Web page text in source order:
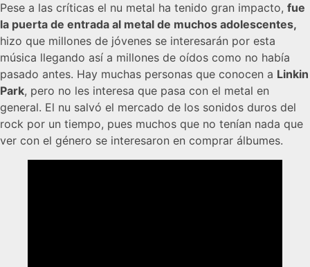
Pese a las críticas el nu metal ha tenido gran impacto, fue
la puerta de entrada al metal de muchos adolescentes,
hizo que millones de jóvenes se interesarán por esta
música llegando así a millones de oídos como no había
pasado antes. Hay muchas personas que conocen a Linkin
Park, pero no les interesa que pasa con el metal en
general. El nu salvó el mercado de los sonidos duros del
rock por un tiempo, pues muchos que no tenían nada que
ver con el género se interesaron en comprar álbumes.